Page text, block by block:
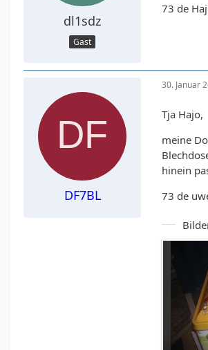
dl1sdz
Gast
73 de
DF7BL
30. Januar
Tja Hajo,
meine
hinein
73 de